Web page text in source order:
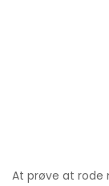
At prøve at rode